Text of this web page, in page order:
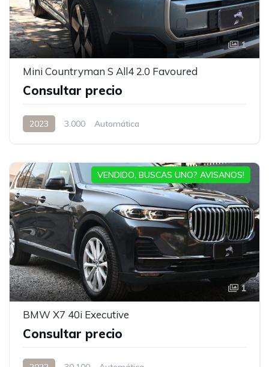
1
Mini Countryman S All4 2.0 Favoured
Consultar precio
2023 3.000 Automática
1
BMW X7 40i Executive
Consultar precio
VENDIDO, BUSCAS UNO? AVISANOS!